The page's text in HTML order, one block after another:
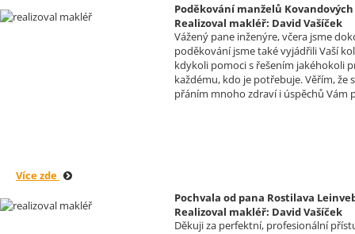
Poděkování manželů
Realizoval makléř: David Vašíček
Vážený pane inženýre, včera jsme
poděkování jsme také vyjádřili Vaší
kdykoli pomoci s řešením jakéhokoli
každému, kdo je potřebuje. Věřím,
přáním mnoho zdraví i úspěchů Vám
Více zde
Pochvala od pana Rostilava
Realizoval makléř: David Vašíček
Děkuji za perfektní, profesionální